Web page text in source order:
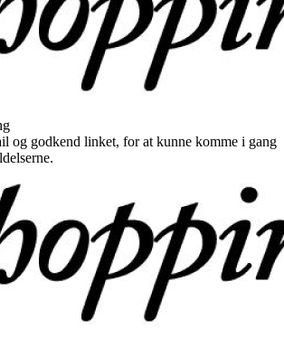
og godkend linket, for at kunne komme i gang